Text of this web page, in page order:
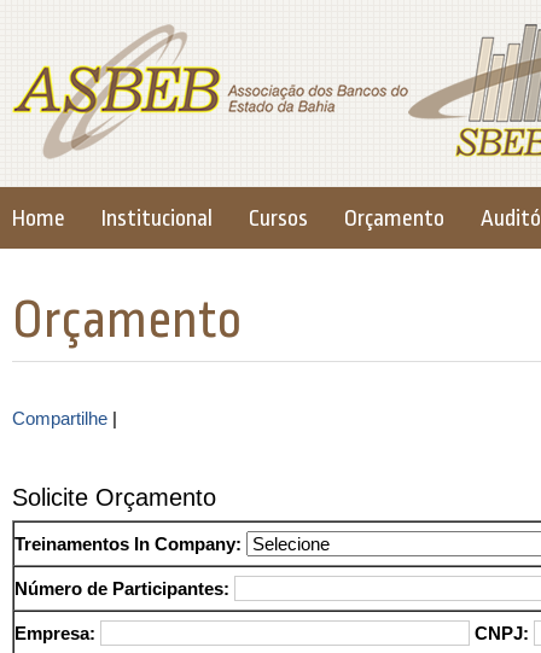
Home Institucional Cursos Orçamento
Orçamento
Compartilhe |
Solicite Orçamento
Treinamentos In Company:
Número de Participantes:
Empresa: CNPJ: